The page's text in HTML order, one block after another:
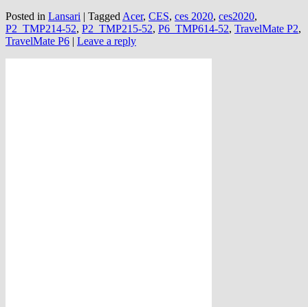
Posted in Lansari | Tagged Acer, CES, ces 2020, ces2020,
P2_TMP214-52, P2_TMP215-52, P6_TMP614-52, TravelMate P2,
TravelMate P6 | Leave a reply